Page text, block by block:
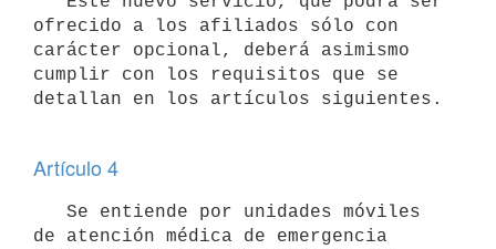
ofrecido a los afiliados sólo con
carácter opcional, deberá asimismo
cumplir con los requisitos que se
detallan en los artículos siguientes.
Artículo 4
de atención médica de emergencia